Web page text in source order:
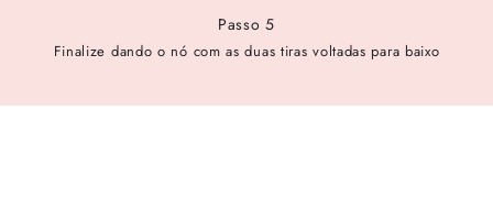
Passo 5
Finalize dando o nó com as duas tiras voltadas para baixo